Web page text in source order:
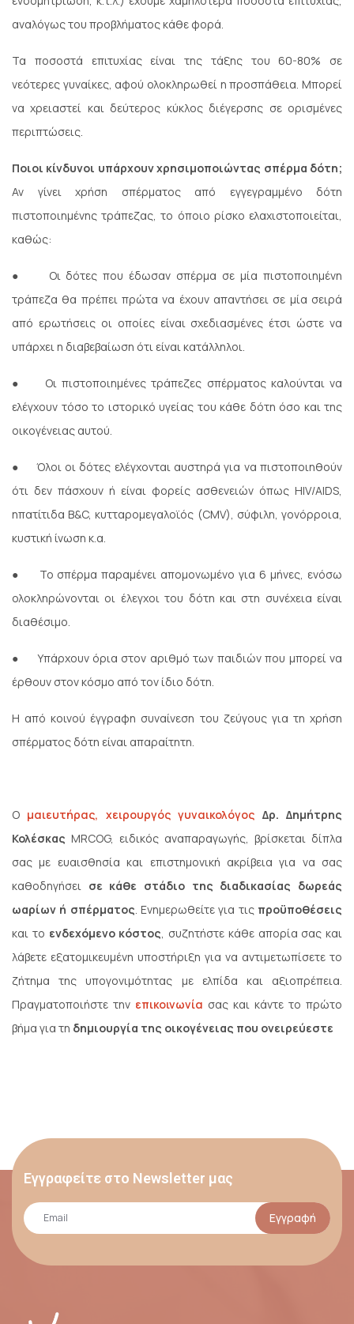
αναλόγως του προβλήματος κάθε φορά.
Τα ποσοστά επιτυχίας είναι της τάξης του 60-80% σε
νεότερες γυναίκες, αφού ολοκληρωθεί η προσπάθεια. Μπορεί
να χρειαστεί και δεύτερος κύκλος διέγερσης σε ορισμένες
περιπτώσεις.
Ποιοι κίνδυνοι υπάρχουν χρησιμοποιώντας σπέρμα δότη;
Αν γίνει χρήση σπέρματος από εγγεγραμμένο δότη
πιστοποιημένης τράπεζας, το όποιο ρίσκο ελαχιστοποιείται,
καθώς:
● Οι δότες που έδωσαν σπέρμα σε μία πιστοποιημένη
τράπεζα θα πρέπει πρώτα να έχουν απαντήσει σε μία σειρά
από ερωτήσεις οι οποίες είναι σχεδιασμένες έτσι ώστε να
υπάρχει η διαβεβαίωση ότι είναι κατάλληλοι.
● Οι πιστοποιημένες τράπεζες σπέρματος καλούνται να
ελέγχουν τόσο το ιστορικό υγείας του κάθε δότη όσο και της
οικογένειας αυτού.
● Όλοι οι δότες ελέγχονται αυστηρά για να πιστοποιηθούν
ότι δεν πάσχουν ή είναι φορείς ασθενειών όπως HIV/AIDS,
ηπατίτιδα Β&C, κυτταρομεγαλοϊός (CMV), σύφιλη, γονόρροια,
κυστική ίνωση κ.α.
● Το σπέρμα παραμένει απομονωμένο για 6 μήνες, ενόσω
ολοκληρώνονται οι έλεγχοι του δότη και στη συνέχεια είναι
διαθέσιμο.
● Υπάρχουν όρια στον αριθμό των παιδιών που μπορεί να
έρθουν στον κόσμο από τον ίδιο δότη.
Η από κοινού έγγραφη συναίνεση του ζεύγους για τη χρήση
σπέρματος δότη είναι απαραίτητη.
Ο μαιευτήρας, χειρουργός γυναικολόγος Δρ. Δημήτρης
Κολέσκας MRCOG, ειδικός αναπαραγωγής, βρίσκεται δίπλα
σας με ευαισθησία και επιστημονική ακρίβεια για να σας
καθοδηγήσει σε κάθε στάδιο της διαδικασίας δωρεάς
ωαρίων ή σπέρματος. Ενημερωθείτε για τις προϋποθέσεις
και το ενδεχόμενο κόστος, συζητήστε κάθε απορία σας και
λάβετε εξατομικευμένη υποστήριξη για να αντιμετωπίσετε το
ζήτημα της υπογονιμότητας με ελπίδα και αξιοπρέπεια.
Πραγματοποιήστε την επικοινωνία σας και κάντε το πρώτο
βήμα για τη δημιουργία της οικογένειας που ονειρεύεστε
Εγγραφείτε στο Newsletter μας
Εγγραφή